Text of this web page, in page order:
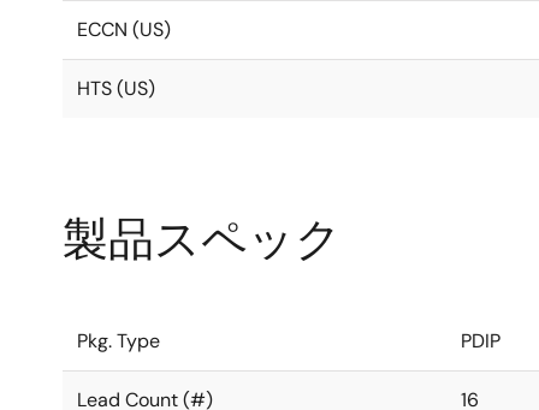
ECCN (US)
HTS (US)
製品スペック
Pkg. Type PDIP
Lead Count (#) 16